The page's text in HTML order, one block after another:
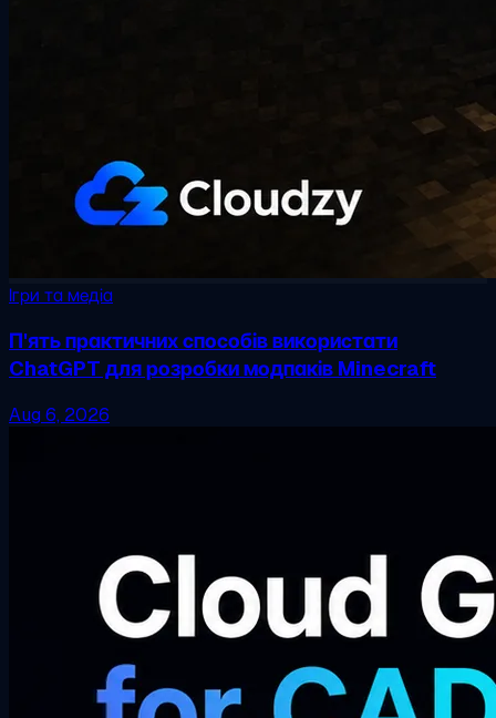
Ігри та медіа
П'ять практичних способів використати
ChatGPT для розробки модпаків Minecraft
Aug 6, 2026